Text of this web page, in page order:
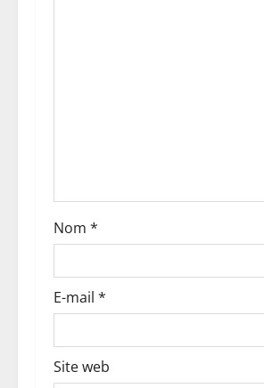
c
l
e
Nom *
E-mail *
Site web